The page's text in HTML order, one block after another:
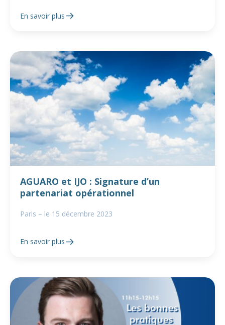
En savoir plus
AGUARO et IJO : Signature d’un
partenariat opérationnel
Paris – le 15 décembre 2023
En savoir plus